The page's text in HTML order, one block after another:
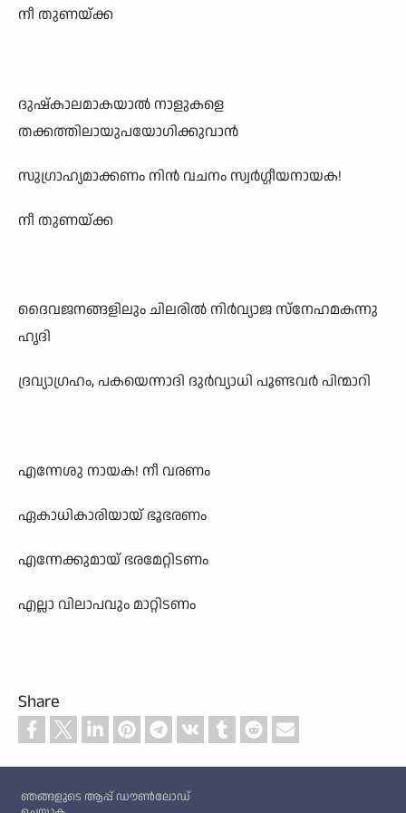
നീ തുണയ്ക്ക
ദുഷ്കാലമാകയാൽ നാളുകളെ
തക്കത്തിലായുപയോഗിക്കുവാൻ
സുഗ്രാഹ്യമാക്കണം നിൻ വചനം സ്വർഗ്ഗീയനായക!
നീ തുണയ്ക്ക
ദൈവജനങ്ങളിലും ചിലരിൽ നിർവ്യാജ സ്നേഹമകന്നു
ഹൃദി
ദ്രവ്യാഗ്രഹം, പകയെന്നാദി ദുർവ്യാധി പൂണ്ടവർ പിന്മാറി
എന്നേശു നായക! നീ വരണം
ഏകാധികാരിയായ് ഭൂഭരണം
എന്നേക്കുമായ് ഭരമേറ്റിടണം
എല്ലാ വിലാപവും മാറ്റിടണം
Share
ഞങ്ങളുടെ ആപ്പ് ഡൗൺലോഡ്